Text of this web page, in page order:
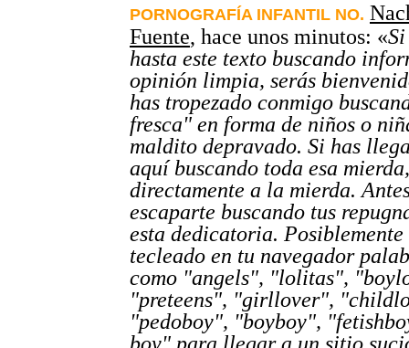
PORNOGRAFÍA INFANTIL NO.
Fuente, hace unos minutos: «
hasta este texto buscando
opinión limpia, serás
has tropezado conmigo
fresca" en forma de niños o
maldito depravado. Si has
aquí buscando toda esa
directamente a la mierda.
escaparte buscando tus
esta dedicatoria. Posiblemente
tecleado en tu navegador
como "angels", "lolitas",
"preteens", "girllover",
"pedoboy", "boyboy",